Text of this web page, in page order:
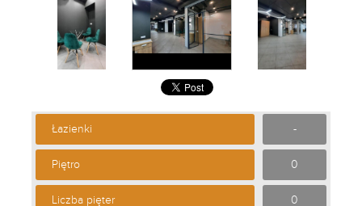
Łazienki -
Piętro 0
Liczba pięter 0